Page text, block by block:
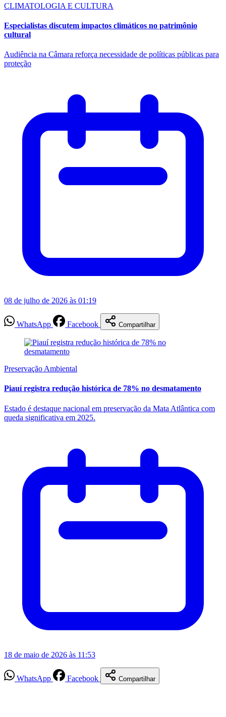
CLIMATOLOGIA E CULTURA
Especialistas discutem impactos climáticos no patrimônio
cultural
Audiência na Câmara reforça necessidade de políticas públicas para
proteção
08 de julho de 2026 às 01:19
WhatsApp Facebook Compartilhar
Preservação Ambiental
Piauí registra redução histórica de 78% no desmatamento
Estado é destaque nacional em preservação da Mata Atlântica com
queda significativa em 2025.
18 de maio de 2026 às 11:53
WhatsApp Facebook Compartilhar